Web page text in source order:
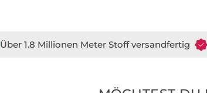
Über 1.8 Millionen Meter Stoff versandfertig